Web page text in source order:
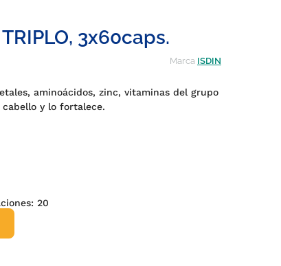
3x60caps.
Marca ISDIN
aminoácidos, zinc, vitaminas del grupo
y lo fortalece.
20